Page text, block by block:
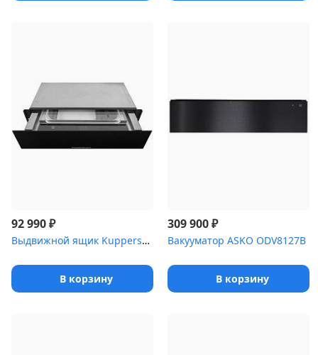
92 990₽
Выдвижной ящик Kuppersbusch CSZ 6800.0 S8 Hot Chili
В корзину
309 900₽
Вакууматор ASKO ODV8127B
В корзину